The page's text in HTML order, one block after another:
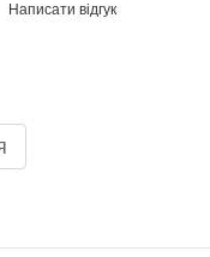
Написати відгук